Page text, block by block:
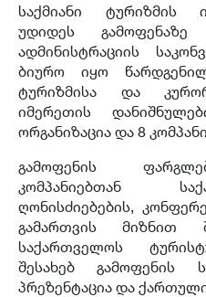
საქმიანი ტურიზმის
უდიდეს
ადმინისტრაციის
ბიურო იყო
ტურიზმისა და
იმერეთის
ორგანიზაცია და 8
გამოფენის
კომპანიებთან
ღონისძიებების,
გამართვის მიზნით
საქართველოს
შესახებ გამოფენის
პრეზენტაცია და